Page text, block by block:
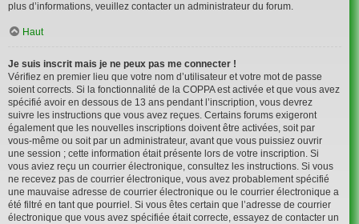
plus d’informations, veuillez contacter un administrateur du forum.
Haut
Je suis inscrit mais je ne peux pas me connecter !
Vérifiez en premier lieu que votre nom d’utilisateur et votre mot de passe
soient corrects. Si la fonctionnalité de la COPPA est activée et que vous avez
spécifié avoir en dessous de 13 ans pendant l’inscription, vous devrez
suivre les instructions que vous avez reçues. Certains forums exigeront
également que les nouvelles inscriptions doivent être activées, soit par
vous-même ou soit par un administrateur, avant que vous puissiez ouvrir
une session ; cette information était présente lors de votre inscription. Si
vous aviez reçu un courrier électronique, consultez les instructions. Si vous
ne recevez pas de courrier électronique, vous avez probablement spécifié
une mauvaise adresse de courrier électronique ou le courrier électronique a
été filtré en tant que pourriel. Si vous êtes certain que l’adresse de courrier
électronique que vous avez spécifiée était correcte, essayez de contacter un